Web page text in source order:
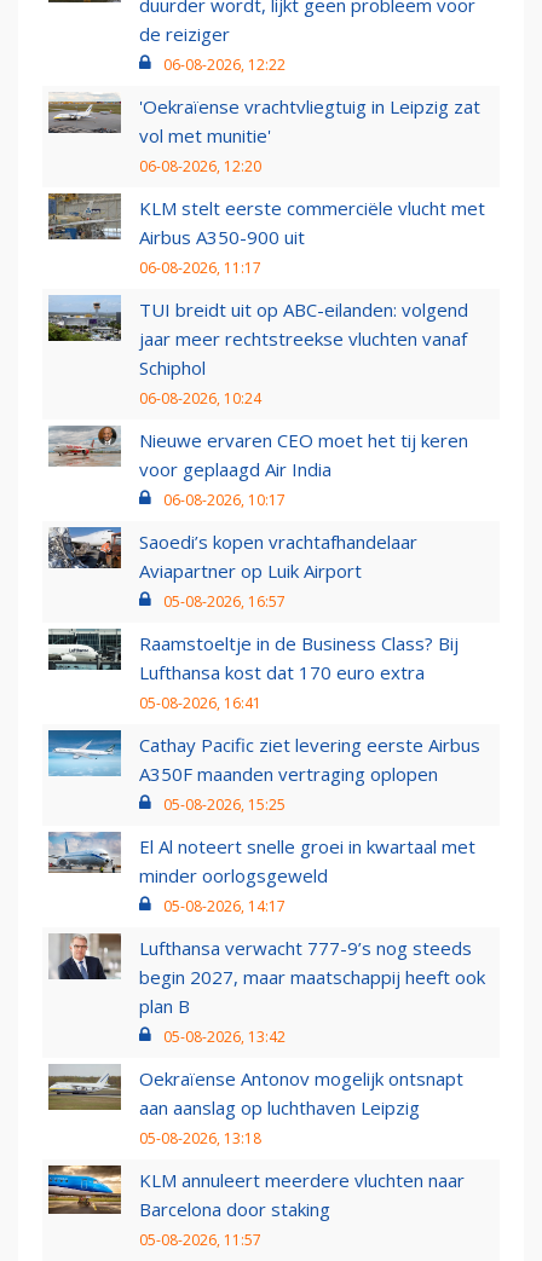
duurder wordt, lijkt geen probleem voor
de reiziger
06-08-2026, 12:22
'Oekraïense vrachtvliegtuig in Leipzig zat
vol met munitie'
06-08-2026, 12:20
KLM stelt eerste commerciële vlucht met
Airbus A350-900 uit
06-08-2026, 11:17
TUI breidt uit op ABC-eilanden: volgend
jaar meer rechtstreekse vluchten vanaf
Schiphol
06-08-2026, 10:24
Nieuwe ervaren CEO moet het tij keren
voor geplaagd Air India
06-08-2026, 10:17
Saoedi’s kopen vrachtafhandelaar
Aviapartner op Luik Airport
05-08-2026, 16:57
Raamstoeltje in de Business Class? Bij
Lufthansa kost dat 170 euro extra
05-08-2026, 16:41
Cathay Pacific ziet levering eerste Airbus
A350F maanden vertraging oplopen
05-08-2026, 15:25
El Al noteert snelle groei in kwartaal met
minder oorlogsgeweld
05-08-2026, 14:17
Lufthansa verwacht 777-9’s nog steeds
begin 2027, maar maatschappij heeft ook
plan B
05-08-2026, 13:42
Oekraïense Antonov mogelijk ontsnapt
aan aanslag op luchthaven Leipzig
05-08-2026, 13:18
KLM annuleert meerdere vluchten naar
Barcelona door staking
05-08-2026, 11:57